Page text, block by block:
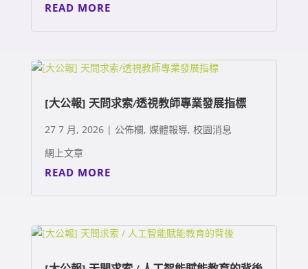
READ MORE
[大公報] 天問求索/透視教師專業發展指標
27 7 月, 2026| 公佈欄, 媒體報導, 校園消息
網上文章
READ MORE